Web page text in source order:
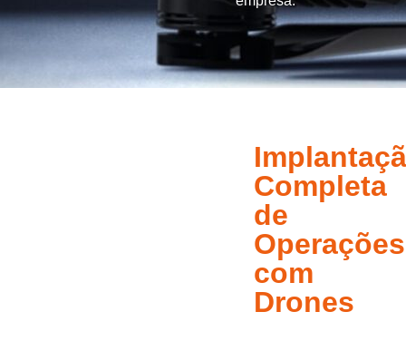
Completa
de
Operações
com
Drones